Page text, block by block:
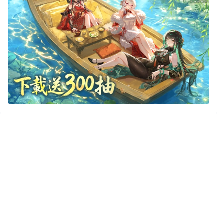
①搜尋「命運聖契：少女的羈絆 雷電電腦版」 並下載雷電
模擬器
②安裝雷電模擬器並登入Google帳號
③即可登入遊戲暢玩